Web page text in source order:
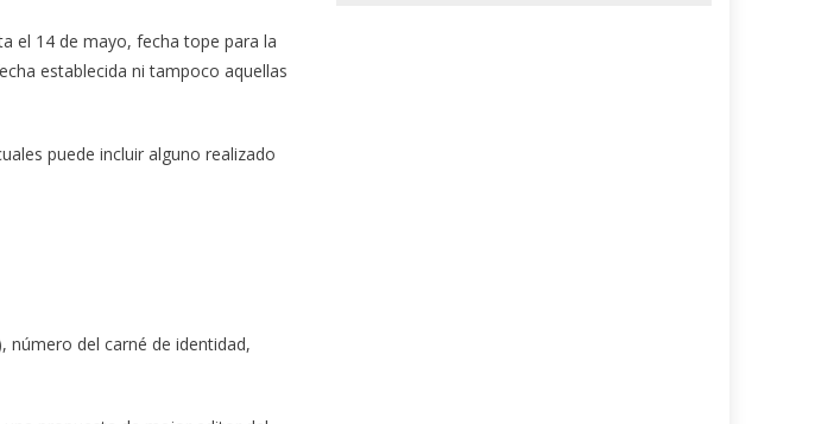
el 14 de mayo, fecha tope para la
establecida ni tampoco aquellas
puede incluir alguno realizado
número del carné de identidad,